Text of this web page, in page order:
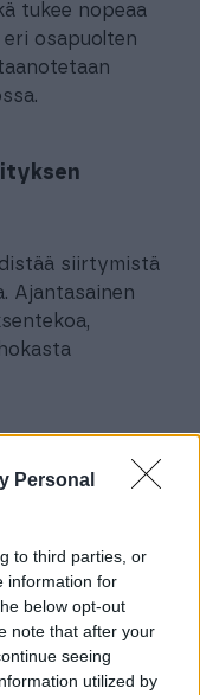
Personal
to third parties, or
information for
below opt-out
note that after your
seeing
utilized by
tukee nopeaa
osapuolten
siirtymistä
Ajantasainen
Peppol-
lähettämistä
jotta
oikein. Tämä
että
suoraan ilman